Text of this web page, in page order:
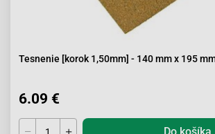
Tesnenie [korok 1,50mm] - 140 mm x 195
6.09 €